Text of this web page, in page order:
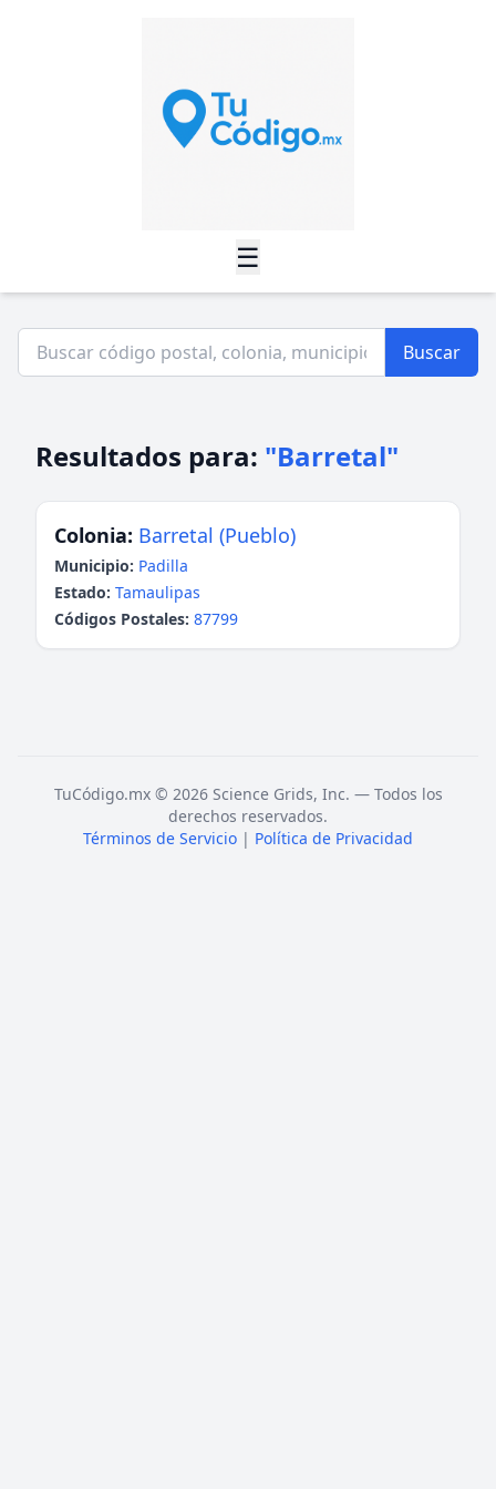
☰
Buscar
Resultados para: "Barretal"
Colonia: Barretal (Pueblo)
Municipio: Padilla
Estado: Tamaulipas
Códigos Postales: 87799
TuCódigo.mx © 2026 Science Grids, Inc. — Todos los
derechos reservados.
Términos de Servicio | Política de Privacidad